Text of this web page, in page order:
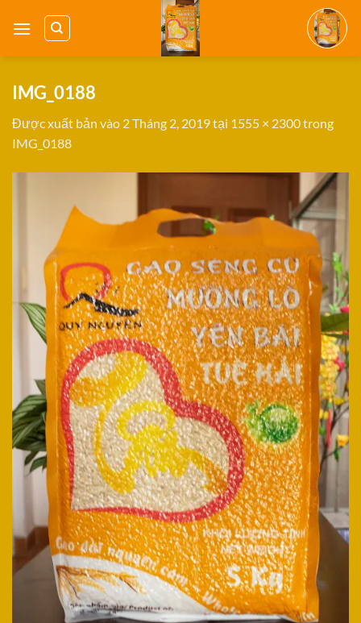
qua
IMG_0188
Được xuất bản vào 2 Tháng 2, 2019tại 1555 × 2300trong
IMG_0188